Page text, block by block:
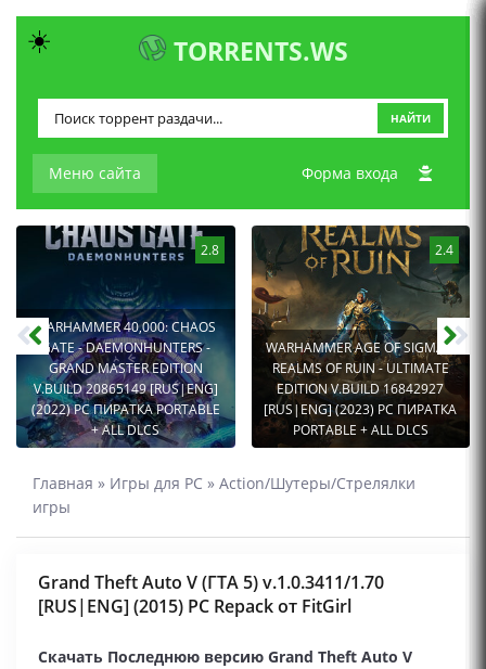
TORRENTS.WS
Меню сайта
НАЙТИ
Форма входа
2.8
WARHAMMER 40,000: CHAOS
GATE - DAEMONHUNTERS -
GRAND MASTER EDITION
V.BUILD 20865149 [RUS|ENG]
(2022) PC ПИРАТКА PORTABLE
+ ALL DLCS
2.4
WARHAMMER AGE OF SIGMAR:
REALMS OF RUIN - ULTIMATE
EDITION V.BUILD 16842927
[RUS|ENG] (2023) PC ПИРАТКА
PORTABLE + ALL DLCS
Главная » Игры для PC » Action/Шутеры/Стрелялки
игры
Grand Theft Auto V (ГТА 5) v.1.0.3411/1.70
[RUS|ENG] (2015) PC Repack от FitGirl
Скачать Последнюю версию Grand Theft Auto V
☀️